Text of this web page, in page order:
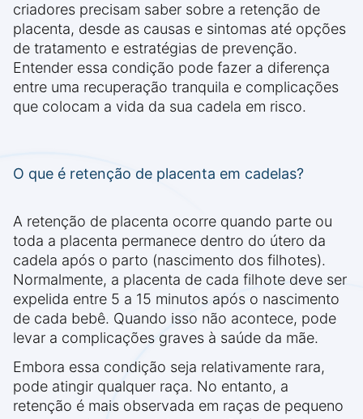
criadores precisam saber sobre a retenção de
placenta, desde as causas e sintomas até opções
de tratamento e estratégias de prevenção.
Entender essa condição pode fazer a diferença
entre uma recuperação tranquila e complicações
que colocam a vida da sua cadela em risco.
O que é retenção de placenta em cadelas?
A retenção de placenta ocorre quando parte ou
toda a placenta permanece dentro do útero da
cadela após o parto (nascimento dos filhotes).
Normalmente, a placenta de cada filhote deve ser
expelida entre 5 a 15 minutos após o nascimento
de cada bebê. Quando isso não acontece, pode
levar a complicações graves à saúde da mãe.
Embora essa condição seja relativamente rara,
pode atingir qualquer raça. No entanto, a
retenção é mais observada em raças de pequeno